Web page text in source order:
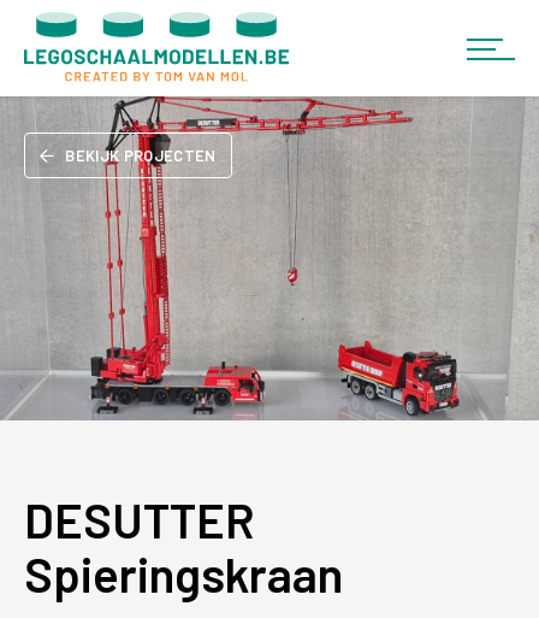
BEKIJK PROJECTEN
DESUTTER
Spieringskraan